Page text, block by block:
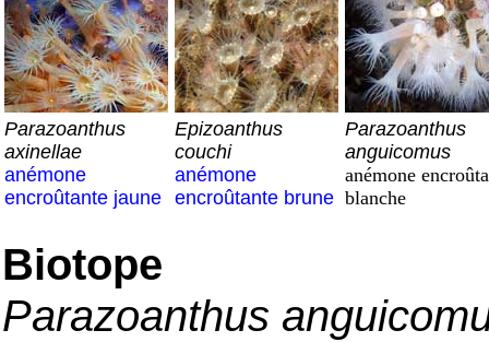
Parazoanthus
axinellae
anémone
encroûtante jaune
Epizoanthus
couchi
anémone
encroûtante brune
Parazoanthus
anguicomus
anémone
blanche
Biotope
Parazoanthus